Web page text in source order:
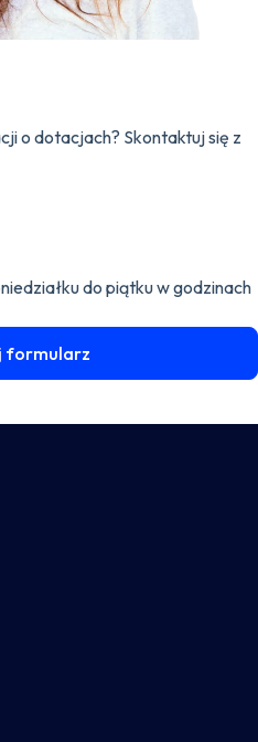
o dotacjach? Skontaktuj się z
do piątku w godzinach
formularz